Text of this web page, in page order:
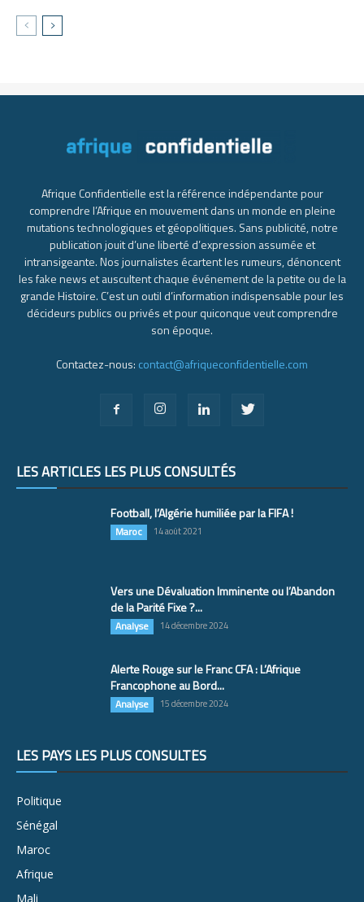
Afrique Confidentielle est la référence indépendante pour
comprendre l’Afrique en mouvement dans un monde en pleine
mutations technologiques et géopolitiques. Sans publicité, notre
publication jouit d’une liberté d’expression assumée et
intransigeante. Nos journalistes écartent les rumeurs, dénoncent
les fake news et auscultent chaque événement de la petite ou de la
grande Histoire. C’est un outil d’information indispensable pour les
décideurs publics ou privés et pour quiconque veut comprendre
son époque.
Contactez-nous: contact@afriqueconfidentielle.com
LES ARTICLES LES PLUS CONSULTÉS
Football, l’Algérie humiliée par la FIFA !
Maroc 14 août 2021
Vers une Dévaluation Imminente ou l’Abandon
de la Parité Fixe ?...
Analyse 14 décembre 2024
Alerte Rouge sur le Franc CFA : L’Afrique
Francophone au Bord...
Analyse 15 décembre 2024
LES PAYS LES PLUS CONSULTÉS
Politique
Sénégal
Maroc
Afrique
Mali